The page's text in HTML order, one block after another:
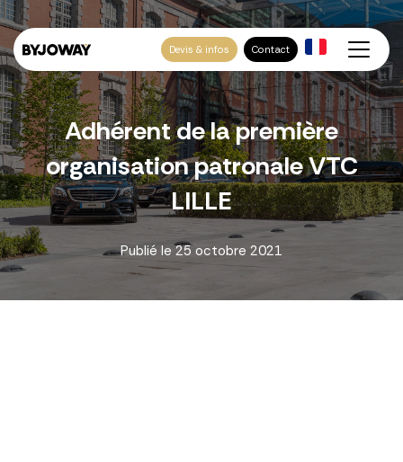
Devis & infos Contact
Adhérent de la première
organisation patronale VTC
LILLE
Publié le25 octobre 2021